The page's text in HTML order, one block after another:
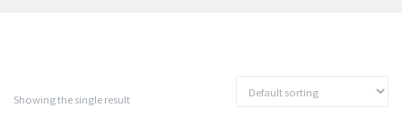
Showing the single result